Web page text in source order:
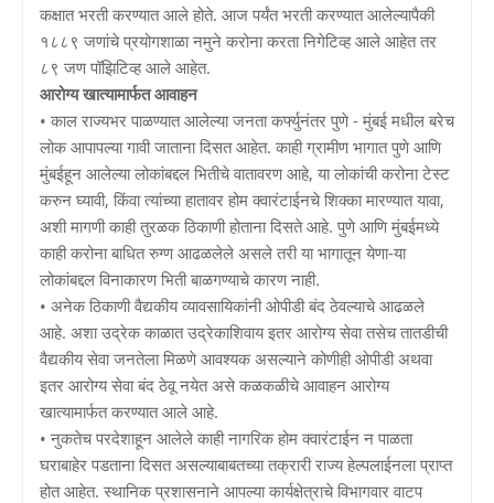
कक्षात भरती करण्यात आले होते. आज पर्यंत भरती करण्यात आलेल्यापैकी
१८८९ जणांचे प्रयोगशाळा नमुने करोना करता निगेटिव्ह आले आहेत तर
८९ जण पॉझिटिव्ह आले आहेत.
आरोग्य खात्यामार्फत आवाहन
• काल राज्यभर पाळण्यात आलेल्या जनता कर्फ्युनंतर पुणे - मुंबई मधील बरेच
लोक आपापल्या गावी जाताना दिसत आहेत. काही ग्रामीण भागात पुणे आणि
मुंबईहून आलेल्या लोकांबद्दल भितीचे वातावरण आहे, या लोकांची करोना टेस्ट
करुन घ्यावी, किंवा त्यांच्या हातावर होम क्वारंटाईनचे शिक्का मारण्यात यावा,
अशी मागणी काही तुरळक ठिकाणी होताना दिसते आहे. पुणे आणि मुंबईमध्ये
काही करोना बाधित रुग्ण आढळलेले असले तरी या भागातून येणा-या
लोकांबद्दल विनाकारण भिती बाळगण्याचे कारण नाही.
• अनेक ठिकाणी वैद्यकीय व्यावसायिकांनी ओपीडी बंद ठेवल्याचे आढळले
आहे. अशा उद्रेक काळात उद्रेकाशिवाय इतर आरोग्य सेवा तसेच तातडीची
वैद्यकीय सेवा जनतेला मिळणे आवश्यक असल्याने कोणीही ओपीडी अथवा
इतर आरोग्य सेवा बंद ठेवू नयेत असे कळकळीचे आवाहन आरोग्य
खात्यामार्फत करण्यात आले आहे.
• नुकतेच परदेशाहून आलेले काही नागरिक होम क्वारंटाईन न पाळता
घराबाहेर पडताना दिसत असल्याबाबतच्या तक्रारी राज्य हेल्पलाईनला प्राप्त
होत आहेत. स्थानिक प्रशासनाने आपल्या कार्यक्षेत्राचे विभागवार वाटप